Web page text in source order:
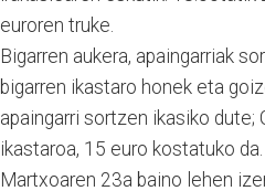
euroren truke.
Bigarren aukera, apaingarriak
bigarren ikastaro honek eta
apaingarri sortzen ikasiko dute;
ikastaroa, 15 euro kostatuko da.
Martxoaren 23a baino lehen